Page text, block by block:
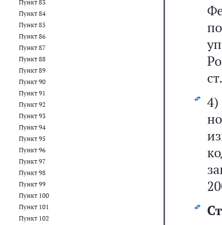
Пункт 83
Пункт 84
Пункт 85
Пункт 86
Пункт 87
Пункт 88
Пункт 89
Пункт 90
Пункт 91
Пункт 92
Пункт 93
Пункт 94
Пункт 95
Пункт 96
Пункт 97
Пункт 98
Пункт 99
Пункт 100
Пункт 101
Пункт 102